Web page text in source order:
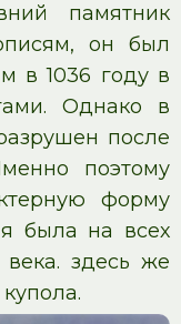
памятник
он был
в 1036 году в
Однако в
после
поэтому
форму
была на всех
века. здесь же